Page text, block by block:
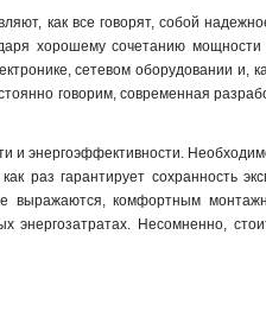
как все говорят, собой
хорошему сочетанию
сетевом оборудовании
говорим, современная
и энергоэффективности.
раз гарантирует сохранность
выражаются, комфортным
Несомненно,